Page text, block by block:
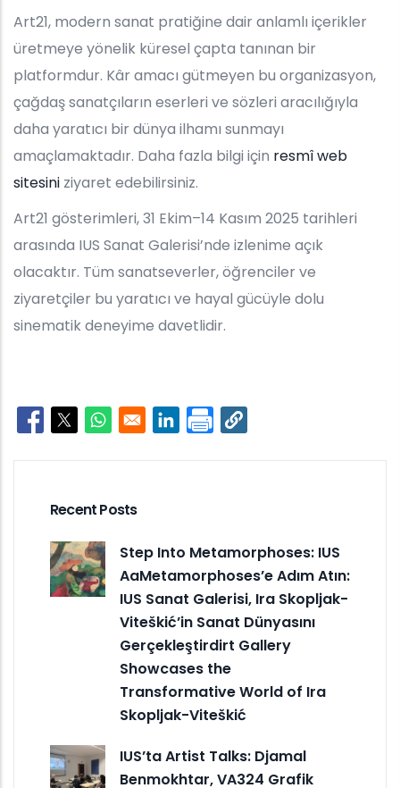
Art21, modern sanat pratiğine dair anlamlı içerikler
üretmeye yönelik küresel çapta tanınan bir
platformdur. Kâr amacı gütmeyen bu organizasyon,
çağdaş sanatçıların eserleri ve sözleri aracılığıyla
daha yaratıcı bir dünya ilhamı sunmayı
amaçlamaktadır. Daha fazla bilgi için resmî web
sitesini ziyaret edebilirsiniz.
Art21 gösterimleri, 31 Ekim–14 Kasım 2025 tarihleri
arasında IUS Sanat Galerisi’nde izlenime açık
olacaktır. Tüm sanatseverler, öğrenciler ve
ziyaretçiler bu yaratıcı ve hayal gücüyle dolu
sinematik deneyime davetlidir.
Opens in a new window
Opens in a new window
Opens in a new window
Opens in a new window
Recent Posts
Step Into Metamorphoses: IUS
AaMetamorphoses’e Adım Atın:
IUS Sanat Galerisi, Ira Skopljak-
Viteškić’in Sanat Dünyasını
Gerçekleştirdirt Gallery
Showcases the
Transformative World of Ira
Skopljak-Viteškić
IUS’ta Artist Talks: Djamal
Benmokhtar, VA324 Grafik